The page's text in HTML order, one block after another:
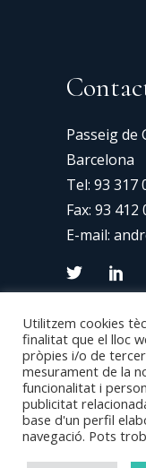
Passeig de
Barcelona
Tel: 93 317
Fax: 93 412
E-mail:
Copyright
Web:
Utilitzem cookies
finalitat que el lloc
pròpies i/o de
mesurament de la
funcionalitat i
publicitat
base d'un perfil
navegació. Pots